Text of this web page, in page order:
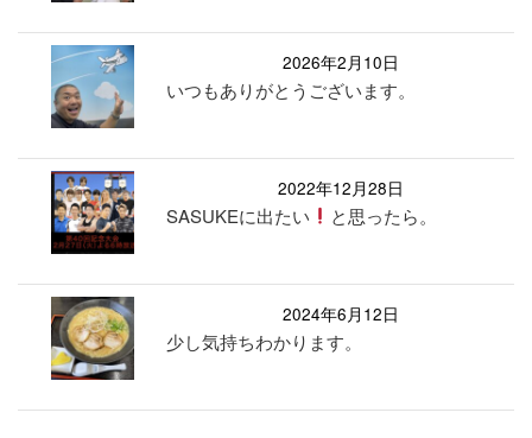
2026年2月10日
いつもありがとうございます。
2022年12月28日
SASUKEに出たい と思ったら。
2024年6月12日
少し気持ちわかります。